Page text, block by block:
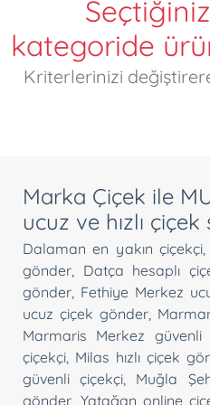
kategoride
Kriterlerinizi
Marka Çiçek ile
ucuz ve hızlı çiçek
Dalaman en yakın çiçekçi,
gönder, Datça hesaplı
gönder, Fethiye Merkez
ucuz çiçek gönder,
Marmaris Merkez
çiçekçi, Milas hızlı çiçek
güvenli çiçekçi, Muğla
gönder Yatağan online